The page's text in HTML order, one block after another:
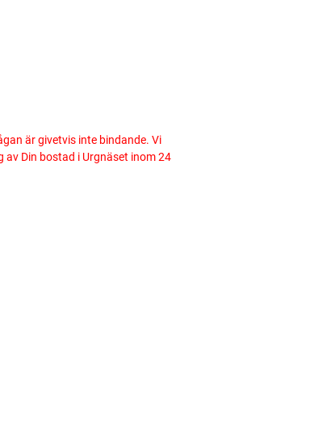
är givetvis inte bindande. Vi
Din bostad i Urgnäset inom 24